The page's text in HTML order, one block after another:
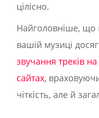
цілісно.
Найголовніше, що
вашій музиці
звучання треків
сайтах, враховуючи
чіткість, але й